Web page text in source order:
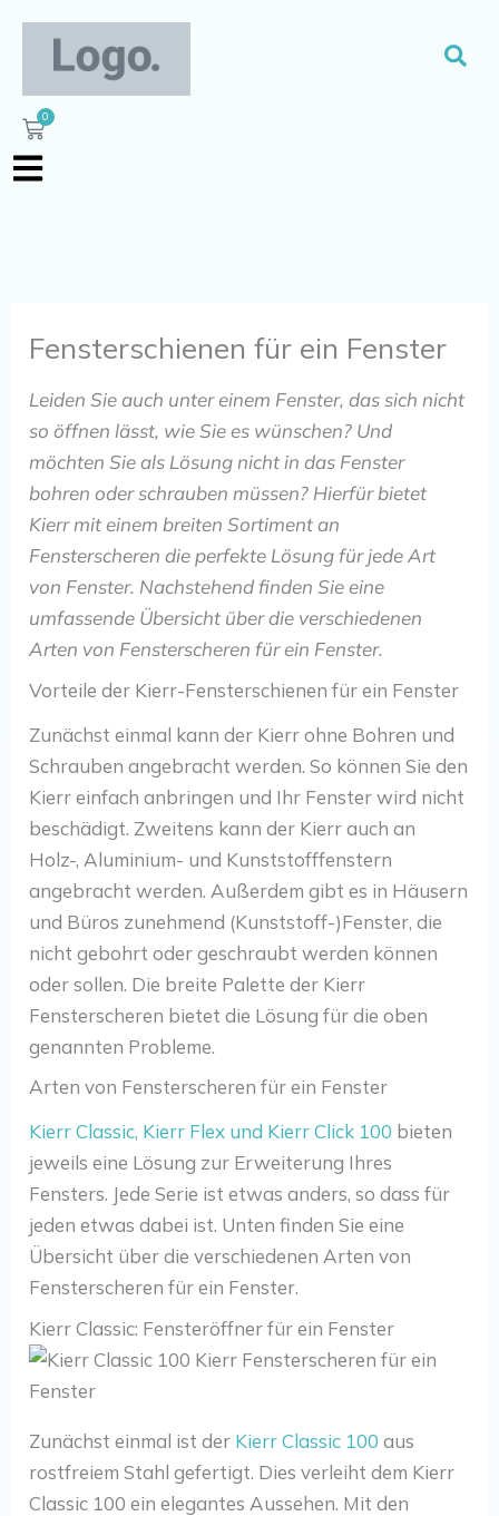
springen
0
Warenkorb
Fensterschienen für ein Fenster
Leiden Sie auch unter einem Fenster, das sich nicht
so öffnen lässt, wie Sie es wünschen? Und
möchten Sie als Lösung nicht in das Fenster
bohren oder schrauben müssen? Hierfür bietet
Kierr mit einem breiten Sortiment an
Fensterscheren die perfekte Lösung für jede Art
von Fenster. Nachstehend finden Sie eine
umfassende Übersicht über die verschiedenen
Arten von Fensterscheren für ein Fenster.
Vorteile der Kierr-Fensterschienen für ein Fenster
Zunächst einmal kann der Kierr ohne Bohren und
Schrauben angebracht werden. So können Sie den
Kierr einfach anbringen und Ihr Fenster wird nicht
beschädigt. Zweitens kann der Kierr auch an
Holz-, Aluminium- und Kunststofffenstern
angebracht werden. Außerdem gibt es in Häusern
und Büros zunehmend (Kunststoff-)Fenster, die
nicht gebohrt oder geschraubt werden können
oder sollen. Die breite Palette der Kierr
Fensterscheren bietet die Lösung für die oben
genannten Probleme.
Arten von Fensterscheren für ein Fenster
Kierr Classic, Kierr Flex und Kierr Click 100 bieten
jeweils eine Lösung zur Erweiterung Ihres
Fensters. Jede Serie ist etwas anders, so dass für
jeden etwas dabei ist. Unten finden Sie eine
Übersicht über die verschiedenen Arten von
Fensterscheren für ein Fenster.
Kierr Classic: Fensteröffner für ein Fenster
Zunächst einmal ist der Kierr Classic 100aus
rostfreiem Stahl gefertigt. Dies verleiht dem Kierr
Classic 100 ein elegantes Aussehen. Mit den